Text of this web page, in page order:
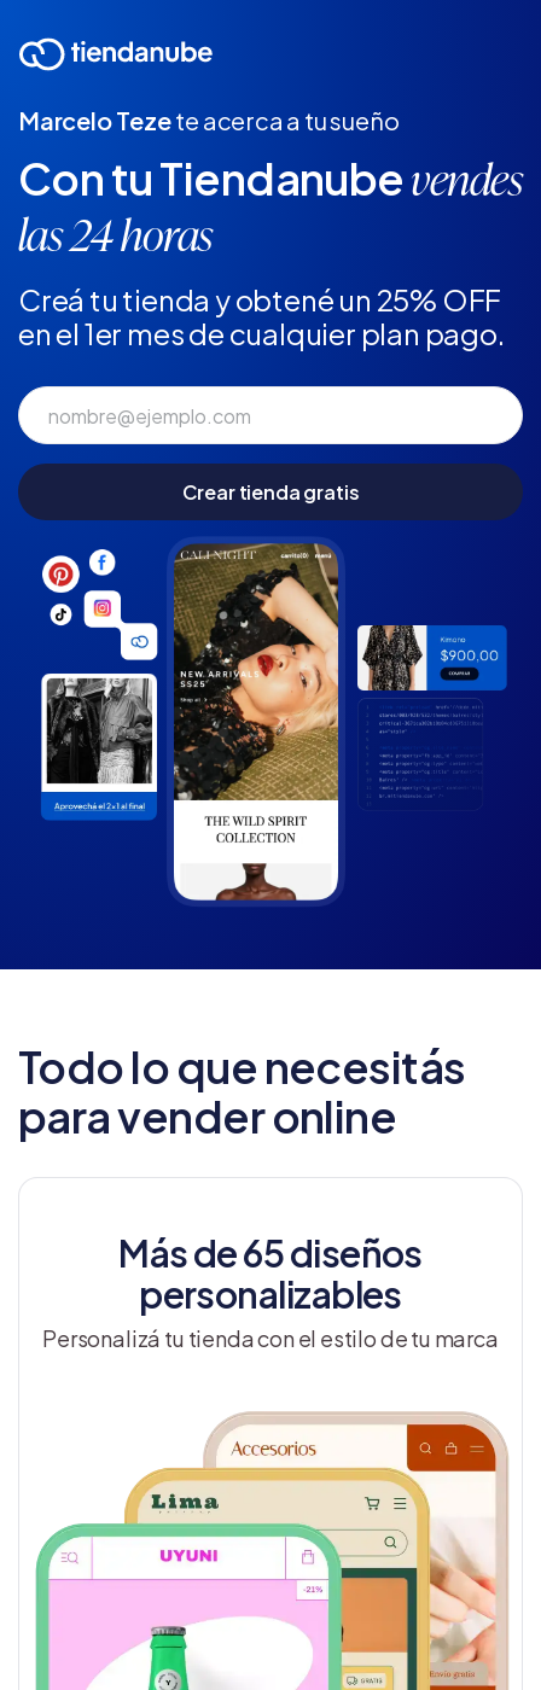
Marcelo Tezete acerca a tu sueño
Con tu Tiendanube vendes
las 24 horas
Creá tu tienda y obtené un 25% OFF
en el 1er mes de cualquier plan pago.
Todo lo que necesitás
para vender online
Más de 65 diseños
personalizables
Personalizá tu tienda con el estilo de tu marca